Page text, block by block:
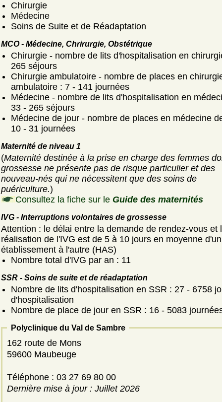
Chirurgie
Médecine
Soins de Suite et de Réadaptation
MCO - Médecine, Chrirurgie, Obstétrique
Chirurgie - nombre de lits d'hospitalisation en
265 séjours
Chirurgie ambulatoire - nombre de places en
ambulatoire : 7 - 141 journées
Médecine - nombre de lits d'hospitalisation en
33 - 265 séjours
Médecine de jour - nombre de places en médecine
10 - 31 journées
Maternité de niveau 1
(Maternité destinée à la prise en charge des femmes
grossesse ne présente pas de risque particulier et des
nouveau-nés qui ne nécessitent que des soins de
puériculture.)
Consultez la fiche sur le Guide des maternités
IVG - Interruptions volontaires de grossesse
Attention : le délai entre la demande de rendez-vous et
réalisation de l'IVG est de 5 à 10 jours en moyenne d'un
établissement à l'autre (HAS)
Nombre total d'IVG par an : 11
SSR - Soins de suite et de réadaptation
Nombre de lits d'hospitalisation en SSR : 27 - 6758
d'hospitalisation
Nombre de place de jour en SSR : 16 - 5083
Polyclinique du Val de Sambre
162 route de Mons
59600 Maubeuge
Téléphone : 03 27 69 80 00
Dernière mise à jour : Juillet 2026